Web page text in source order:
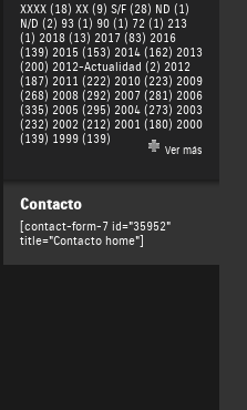
XXXX (18) XX (9) S/F (28) ND (1)
N/D (2) 93 (1) 90 (1) 72 (1) 213
(1) 2018 (13) 2017 (83) 2016
(139) 2015 (153) 2014 (162) 2013
(200) 2012-Actualidad (2) 2012
(187) 2011 (222) 2010 (223) 2009
(268) 2008 (292) 2007 (281) 2006
(335) 2005 (295) 2004 (273) 2003
(232) 2002 (212) 2001 (180) 2000
(139) 1999 (139)
Ver más
Contacto
[contact-form-7 id="35952"
title="Contacto home"]